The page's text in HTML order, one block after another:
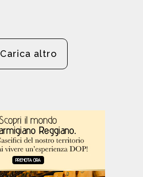
Carica altro